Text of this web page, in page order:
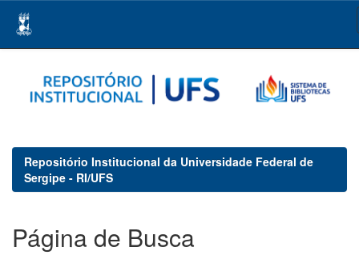
navigation
Repositório Institucional da Universidade Federal de
Sergipe - RI/UFS
Página de Busca